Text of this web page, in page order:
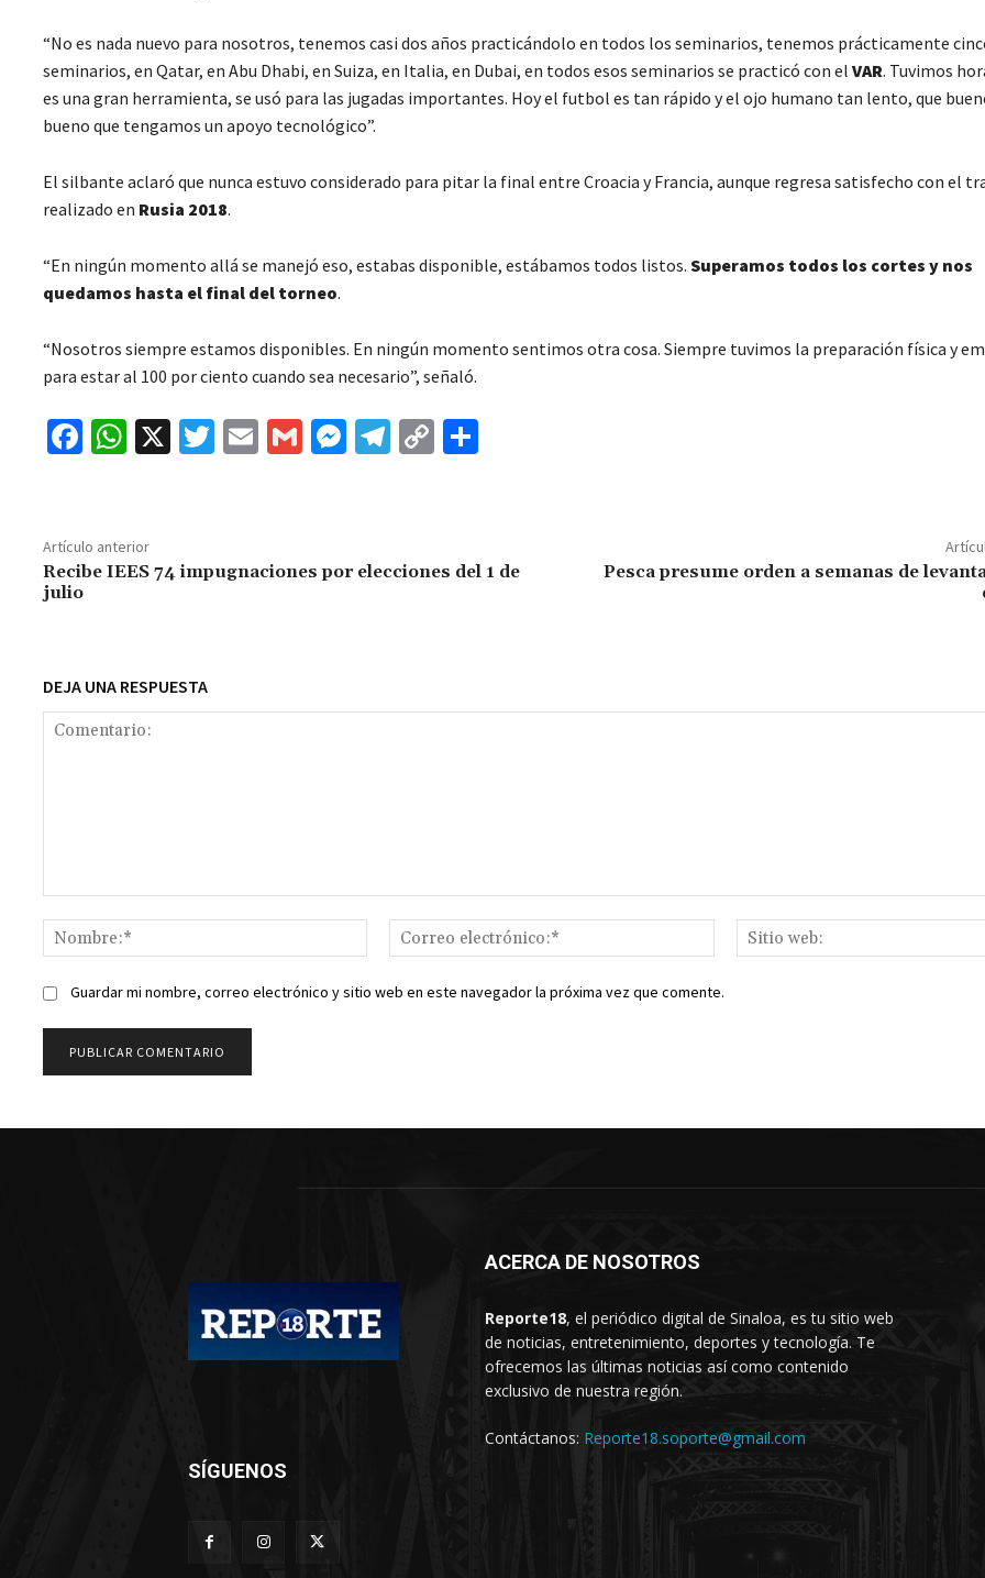
“No es nada nuevo para nosotros, tenemos casi dos años practicándolo en todos los seminarios, tenemos prácticamente
seminarios, en Qatar, en Abu Dhabi, en Suiza, en Italia, en Dubai, en todos esos seminarios se practicó con el VAR. Tuvimos
es una gran herramienta, se usó para las jugadas importantes. Hoy el futbol es tan rápido y el ojo humano tan lento, que
bueno que tengamos un apoyo tecnológico”.
El silbante aclaró que nunca estuvo considerado para pitar la final entre Croacia y Francia, aunque regresa satisfecho con el
realizado en Rusia 2018.
“En ningún momento allá se manejó eso, estabas disponible, estábamos todos listos. Superamos todos los cortes y nos
quedamos hasta el final del torneo.
“Nosotros siempre estamos disponibles. En ningún momento sentimos otra cosa. Siempre tuvimos la preparación física y
para estar al 100 por ciento cuando sea necesario”, señaló.
Fa
o
o
W
sA
p
X
T
E
G
M
ge
Te
m
C
Li ar
Artículo anterior
Recibe IEES 74 impugnaciones por elecciones del 1 de
julio
Pesca presume orden a semanas de
DEJA UNA RESPUESTA
Nombre:*
Correo
electrónico:*
Guardar mi nombre, correo electrónico y sitio web en este navegador la próxima vez que comente.
ACERCA DE NOSOTROS
Reporte18, el periódico digital de Sinaloa, es tu sitio web
de noticias, entretenimiento, deportes y tecnología. Te
ofrecemos las últimas noticias así como contenido
exclusivo de nuestra región.
Contáctanos: Reporte18.soporte@gmail.com
SÍGUENOS